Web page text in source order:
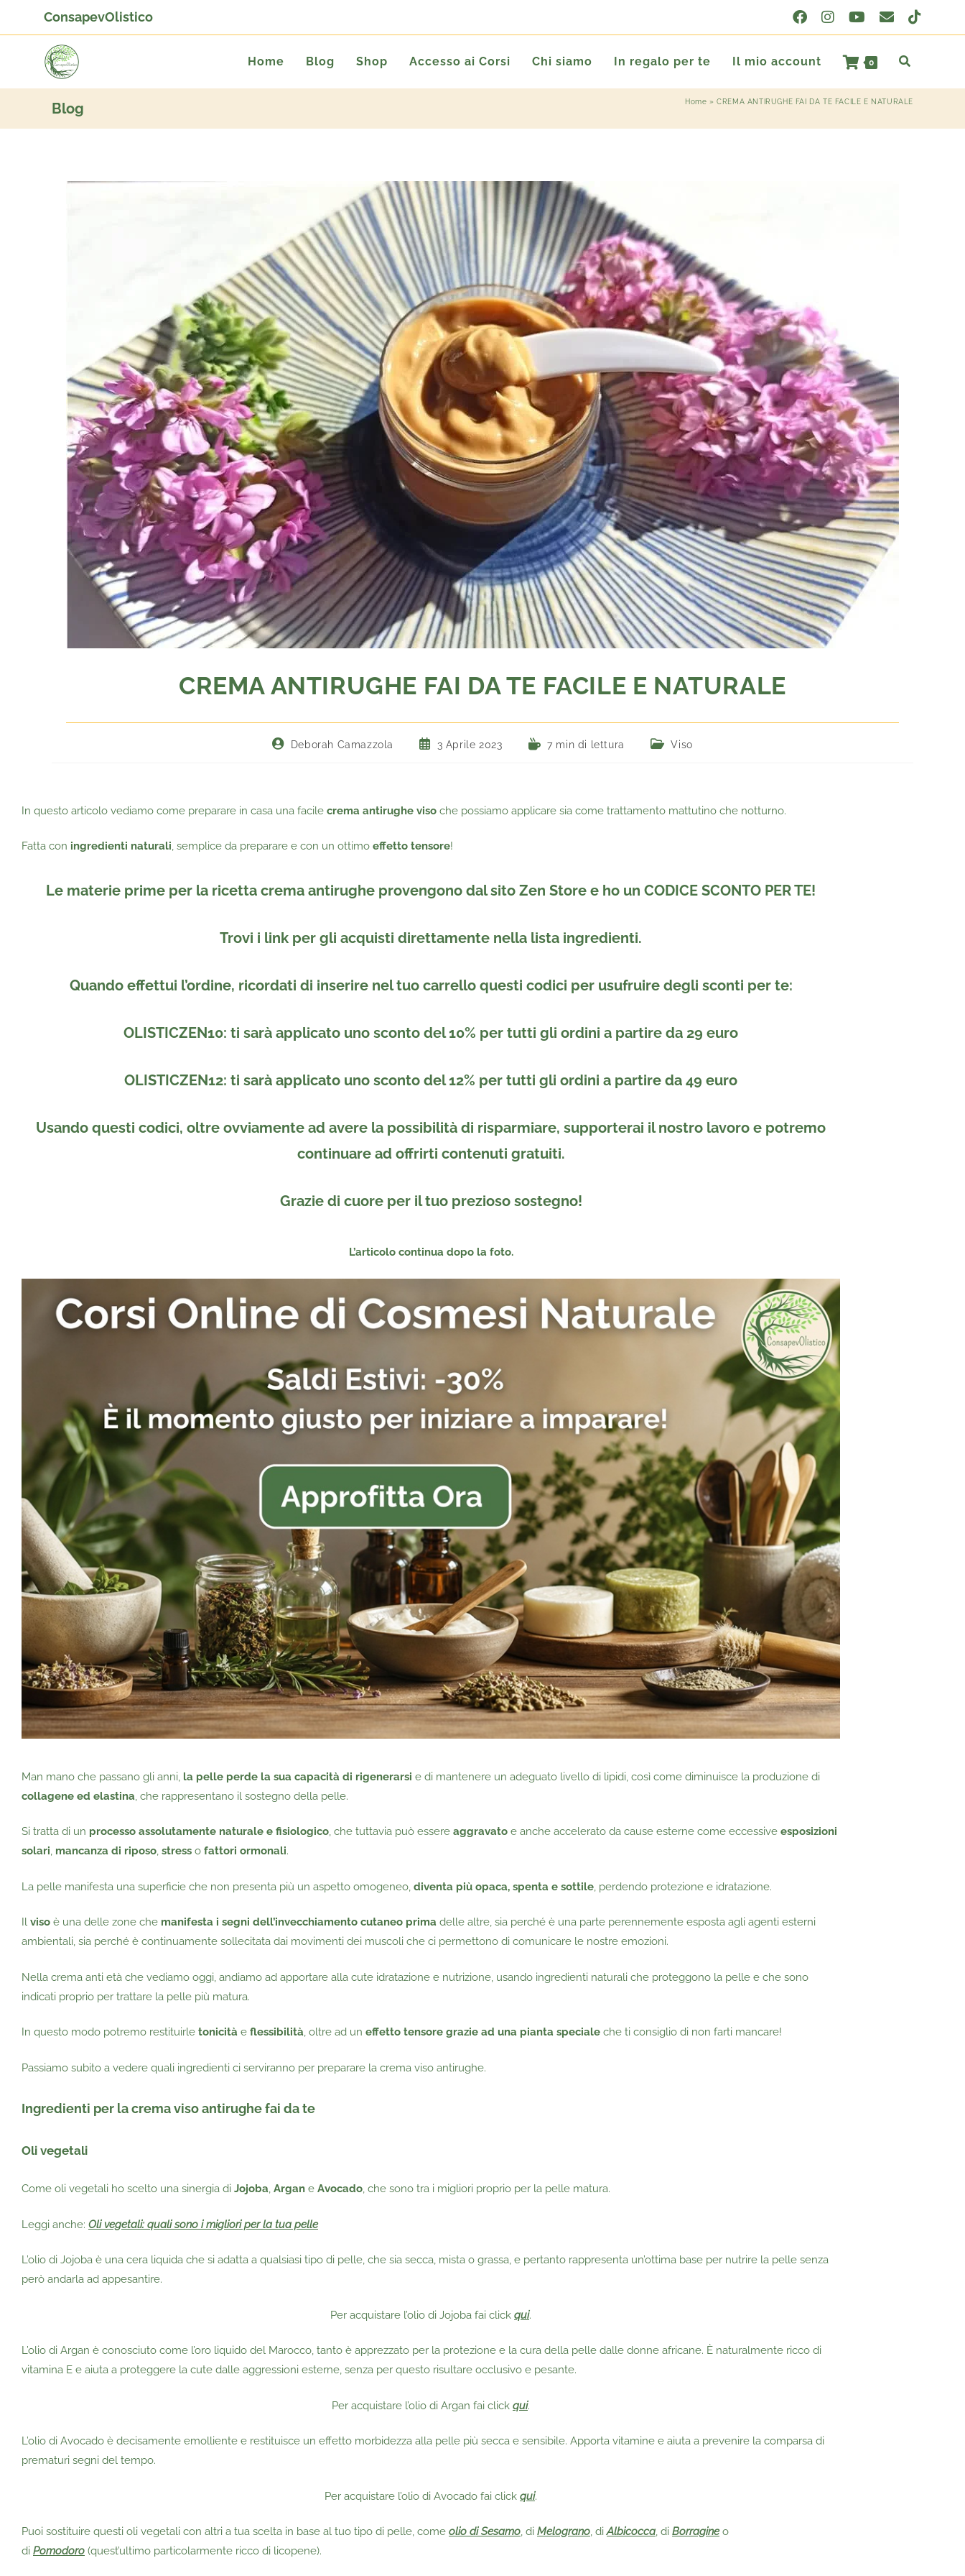
ConsapevOlistico
Home Blog Shop Accesso ai Corsi Chi siamo In regalo per te Il mio account 0
Blog Home »CREMA ANTIRUGHE FAI DA TE FACILE E NATURALE
CREMA ANTIRUGHE FAI DA TE FACILE E NATURALE
Deborah Camazzola 3 Aprile 2023 7 min di lettura Viso
In questo articolo vediamo come preparare in casa una facile crema antirughe viso che possiamo applicare sia come trattamento mattutino che notturno.
Fatta con ingredienti naturali, semplice da preparare e con un ottimo effetto tensore!
Le materie prime per la ricetta crema antirughe provengono dal sito Zen Store e ho un CODICE SCONTO PER TE!
Trovi i link per gli acquisti direttamente nella lista ingredienti.
Quando effettui l’ordine, ricordati di inserire nel tuo carrello questi codici per usufruire degli sconti per te:
OLISTICZEN10: ti sarà applicato uno sconto del 10% per tutti gli ordini a partire da 29 euro
OLISTICZEN12: ti sarà applicato uno sconto del 12% per tutti gli ordini a partire da 49 euro
Usando questi codici, oltre ovviamente ad avere la possibilità di risparmiare, supporterai il nostro lavoro e potremo
continuare ad offrirti contenuti gratuiti.
Grazie di cuore per il tuo prezioso sostegno!
L’articolo continua dopo la foto.
Man mano che passano gli anni, la pelle perde la sua capacità di rigenerarsi e di mantenere un adeguato livello di lipidi, così come diminuisce la produzione di
collagene ed elastina, che rappresentano il sostegno della pelle.
Si tratta di un processo assolutamente naturale e fisiologico, che tuttavia può essere aggravato e anche accelerato da cause esterne come eccessive esposizioni
solari, mancanza di riposo, stress o fattori ormonali.
La pelle manifesta una superficie che non presenta più un aspetto omogeneo, diventa più opaca, spenta e sottile, perdendo protezione e idratazione.
Il viso è una delle zone che manifesta i segni dell’invecchiamento cutaneo prima delle altre, sia perché è una parte perennemente esposta agli agenti esterni
ambientali, sia perché è continuamente sollecitata dai movimenti dei muscoli che ci permettono di comunicare le nostre emozioni.
Nella crema anti età che vediamo oggi, andiamo ad apportare alla cute idratazione e nutrizione, usando ingredienti naturali che proteggono la pelle e che sono
indicati proprio per trattare la pelle più matura.
In questo modo potremo restituirle tonicità e flessibilità, oltre ad un effetto tensore grazie ad una pianta speciale che ti consiglio di non farti mancare!
Passiamo subito a vedere quali ingredienti ci serviranno per preparare la crema viso antirughe.
Ingredienti per la crema viso antirughe fai da te
Oli vegetali
Come oli vegetali ho scelto una sinergia di Jojoba, Argan e Avocado, che sono tra i migliori proprio per la pelle matura.
Leggi anche: Oli vegetali: quali sono i migliori per la tua pelle
L’olio di Jojoba è una cera liquida che si adatta a qualsiasi tipo di pelle, che sia secca, mista o grassa, e pertanto rappresenta un’ottima base per nutrire la pelle senza
però andarla ad appesantire.
Per acquistare l’olio di Jojoba fai click qui.
L’olio di Argan è conosciuto come l’oro liquido del Marocco, tanto è apprezzato per la protezione e la cura della pelle dalle donne africane. È naturalmente ricco di
vitamina E e aiuta a proteggere la cute dalle aggressioni esterne, senza per questo risultare occlusivo e pesante.
Per acquistare l’olio di Argan fai click qui.
L’olio di Avocado è decisamente emolliente e restituisce un effetto morbidezza alla pelle più secca e sensibile. Apporta vitamine e aiuta a prevenire la comparsa di
prematuri segni del tempo.
Per acquistare l’olio di Avocado fai click qui.
Puoi sostituire questi oli vegetali con altri a tua scelta in base al tuo tipo di pelle, come olio di Sesamo, di Melograno, diAlbicocca, di Borragine o
di Pomodoro (quest’ultimo particolarmente ricco di licopene).